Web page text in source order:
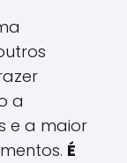
a
e a maior
É